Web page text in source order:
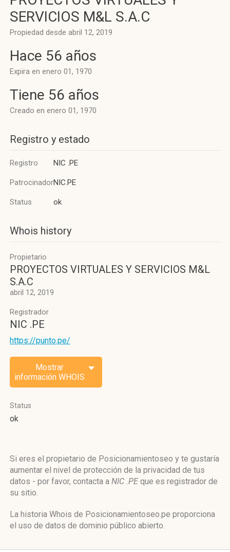
SERVICIOS M&L S.A.C
Propiedad desde abril 12, 2019
Hace 56 años
Expira en enero 01, 1970
Tiene 56 años
Creado en enero 01, 1970
Registro y estado
Registro NIC .PE
PatrocinadorNIC.PE
Status ok
Whois history
Propietario
PROYECTOS VIRTUALES Y SERVICIOS M&L
S.A.C
abril 12, 2019
Registrador
NIC .PE
https://punto.pe/
Mostrar
información WHOIS
Status
ok
Si eres el propietario de Posicionamientoseo y te gustaría
aumentar el nivel de protección de la privacidad de tus
datos - por favor, contacta a NIC .PEque es registrador de
su sitio.
La historia Whois de Posicionamientoseo.pe proporciona
el uso de datos de dominio público abierto.